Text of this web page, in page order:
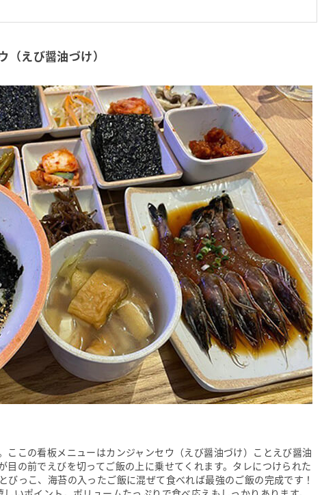
（えび醤油づけ）
ここの看板メニューはカンジャンセウ（えび醤油づけ）ことえび醤油
目の前でえびを切ってご飯の上に乗せてくれます。タレにつけられた
っこ、海苔の入ったご飯に混ぜて食べれば最強のご飯の完成です！